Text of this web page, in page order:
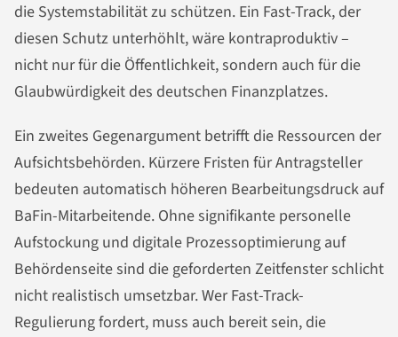
die Systemstabilität zu schützen. Ein Fast-Track, der
diesen Schutz unterhöhlt, wäre kontraproduktiv –
nicht nur für die Öffentlichkeit, sondern auch für die
Glaubwürdigkeit des deutschen Finanzplatzes.
Ein zweites Gegenargument betrifft die Ressourcen der
Aufsichtsbehörden. Kürzere Fristen für Antragsteller
bedeuten automatisch höheren Bearbeitungsdruck auf
BaFin-Mitarbeitende. Ohne signifikante personelle
Aufstockung und digitale Prozessoptimierung auf
Behördenseite sind die geforderten Zeitfenster schlicht
nicht realistisch umsetzbar. Wer Fast-Track-
Regulierung fordert, muss auch bereit sein, die